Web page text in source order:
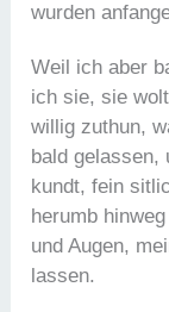
wurden
Weil ich aber
ich sie, sie
willig zuthun,
bald gelassen,
kundt, fein
herumb
und Augen,
lassen.